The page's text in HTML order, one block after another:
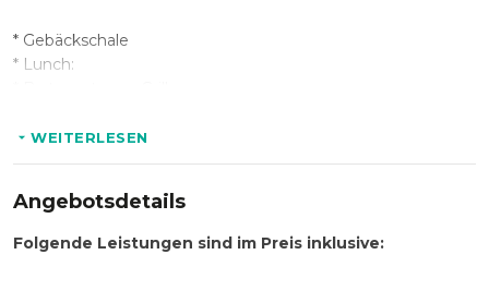
* Gebäckschale
* Lunch:
* Zwei Sorten Salate
* Soßen
Folgende Getränke sind im Preis inklusive:
WEITERLESEN
Angebotsdetails
Folgende Leistungen sind im Preis inklusive: